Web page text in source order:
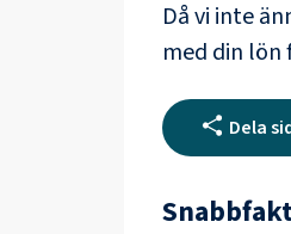
Då vi inte
med din
Dela